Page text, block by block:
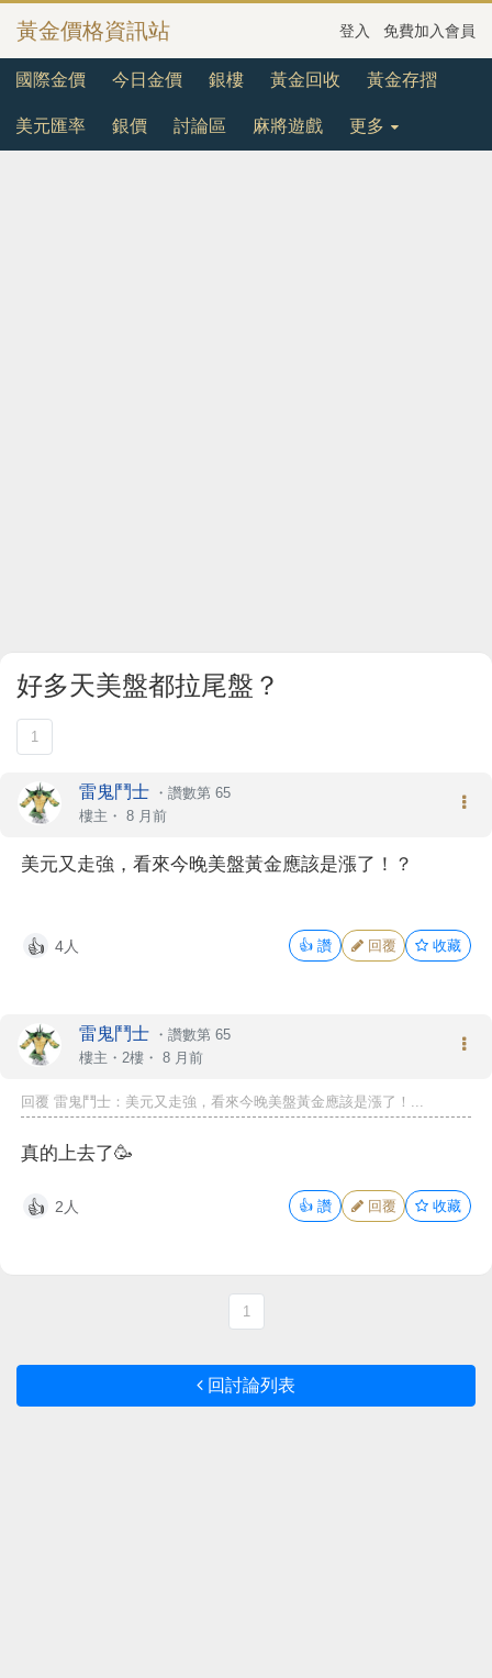
黃金價格資訊站 登入 免費加入會員
國際金價 今日金價 銀樓 黃金回收 黃金存摺
美元匯率 銀價 討論區 麻將遊戲 更多
好多天美盤都拉尾盤？
1
雷鬼鬥士 ・ 讚數第 65
樓主 ・ 8 月前
美元又走強，看來今晚美盤黃金應該是漲了！？
👍 4人 👍 讚 回覆 收藏
雷鬼鬥士 ・ 讚數第 65
樓主 ・2樓・ 8 月前
回覆 雷鬼鬥士：美元又走強，看來今晚美盤黃金應該是漲了！...
真的上去了🥳
👍 2人 👍 讚 回覆 收藏
1
回討論列表